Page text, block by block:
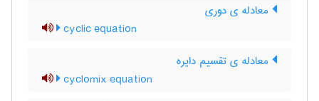
معادله ی دوری
cyclic equation
معادله ی تقسیم دایره
cyclomix equation